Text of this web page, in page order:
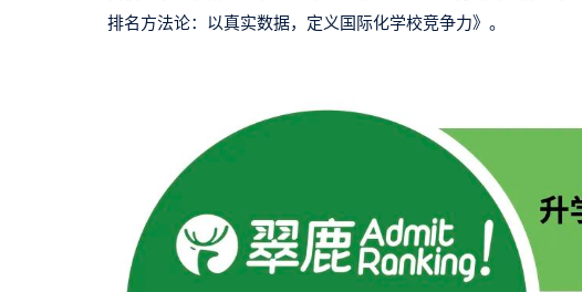
排名方法论：以真实数据，定义国际化学校竞争力》。